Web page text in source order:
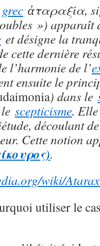
grec ἀταραξία,
») apparaît
et désigne la
cette dernière
l’harmonie de l’
ensuite le
) dans le
scepticisme.
découlant
Cette notion
.
wiki/
utiliser le